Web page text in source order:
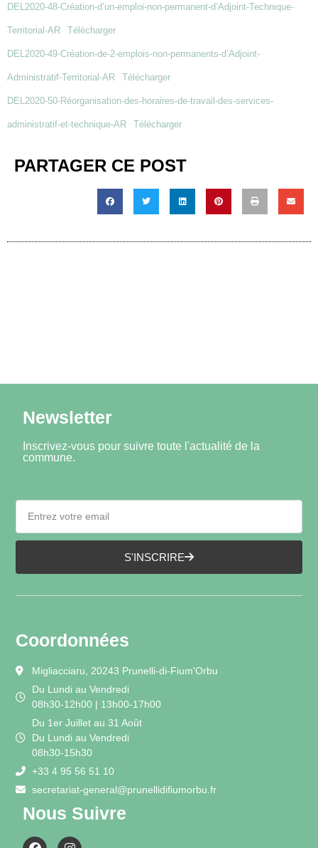
DEL2020-48-Création-d’un-emploi-non-permanent-d’Adjoint-Technique-
Territorial-AR Télécharger
DEL2020-49-Création-de-2-emplois-non-permanents-d’Adjoint-
Administratif-Territorial-AR Télécharger
DEL2020-50-Réorganisation-des-horaires-de-travail-des-services-
administratif-et-technique-AR Télécharger
PARTAGER CE POST
Newsletter
Inscrivez-vous pour suivre toute l'actualité de la
commune.
S'INSCRIRE
Coordonnées
Migliacciaru, 20243 Prunelli-di-Fium'Orbu
Du Lundi au Vendredi
08h30-12h00 | 13h00-17h00
Du 1er Juillet au 31 Août
Du Lundi au Vendredi
08h30-15h30
+33 4 95 56 51 10
secretariat-general@prunellidifiumorbu.fr
Nous Suivre